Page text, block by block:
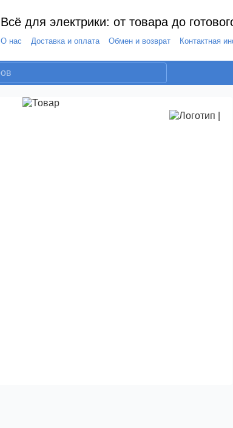
Всё для электрики: от товара до
О нас Доставка и оплата Обмен и возврат Контактная